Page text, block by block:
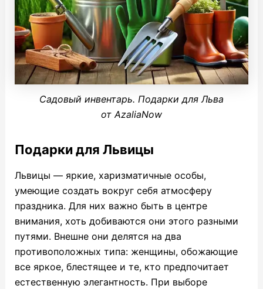
Садовый инвентарь. Подарки для Льва
от AzaliaNow
Подарки для Львицы
Львицы — яркие, харизматичные особы,
умеющие создать вокруг себя атмосферу
праздника. Для них важно быть в центре
внимания, хоть добиваются они этого разными
путями. Внешне они делятся на два
противоположных типа: женщины, обожающие
все яркое, блестящее и те, кто предпочитает
естественную элегантность. При выборе